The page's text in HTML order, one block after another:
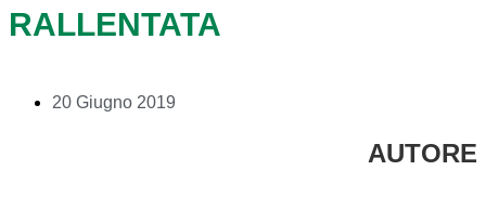
RALLENTATA
20 Giugno 2019
AUTORE